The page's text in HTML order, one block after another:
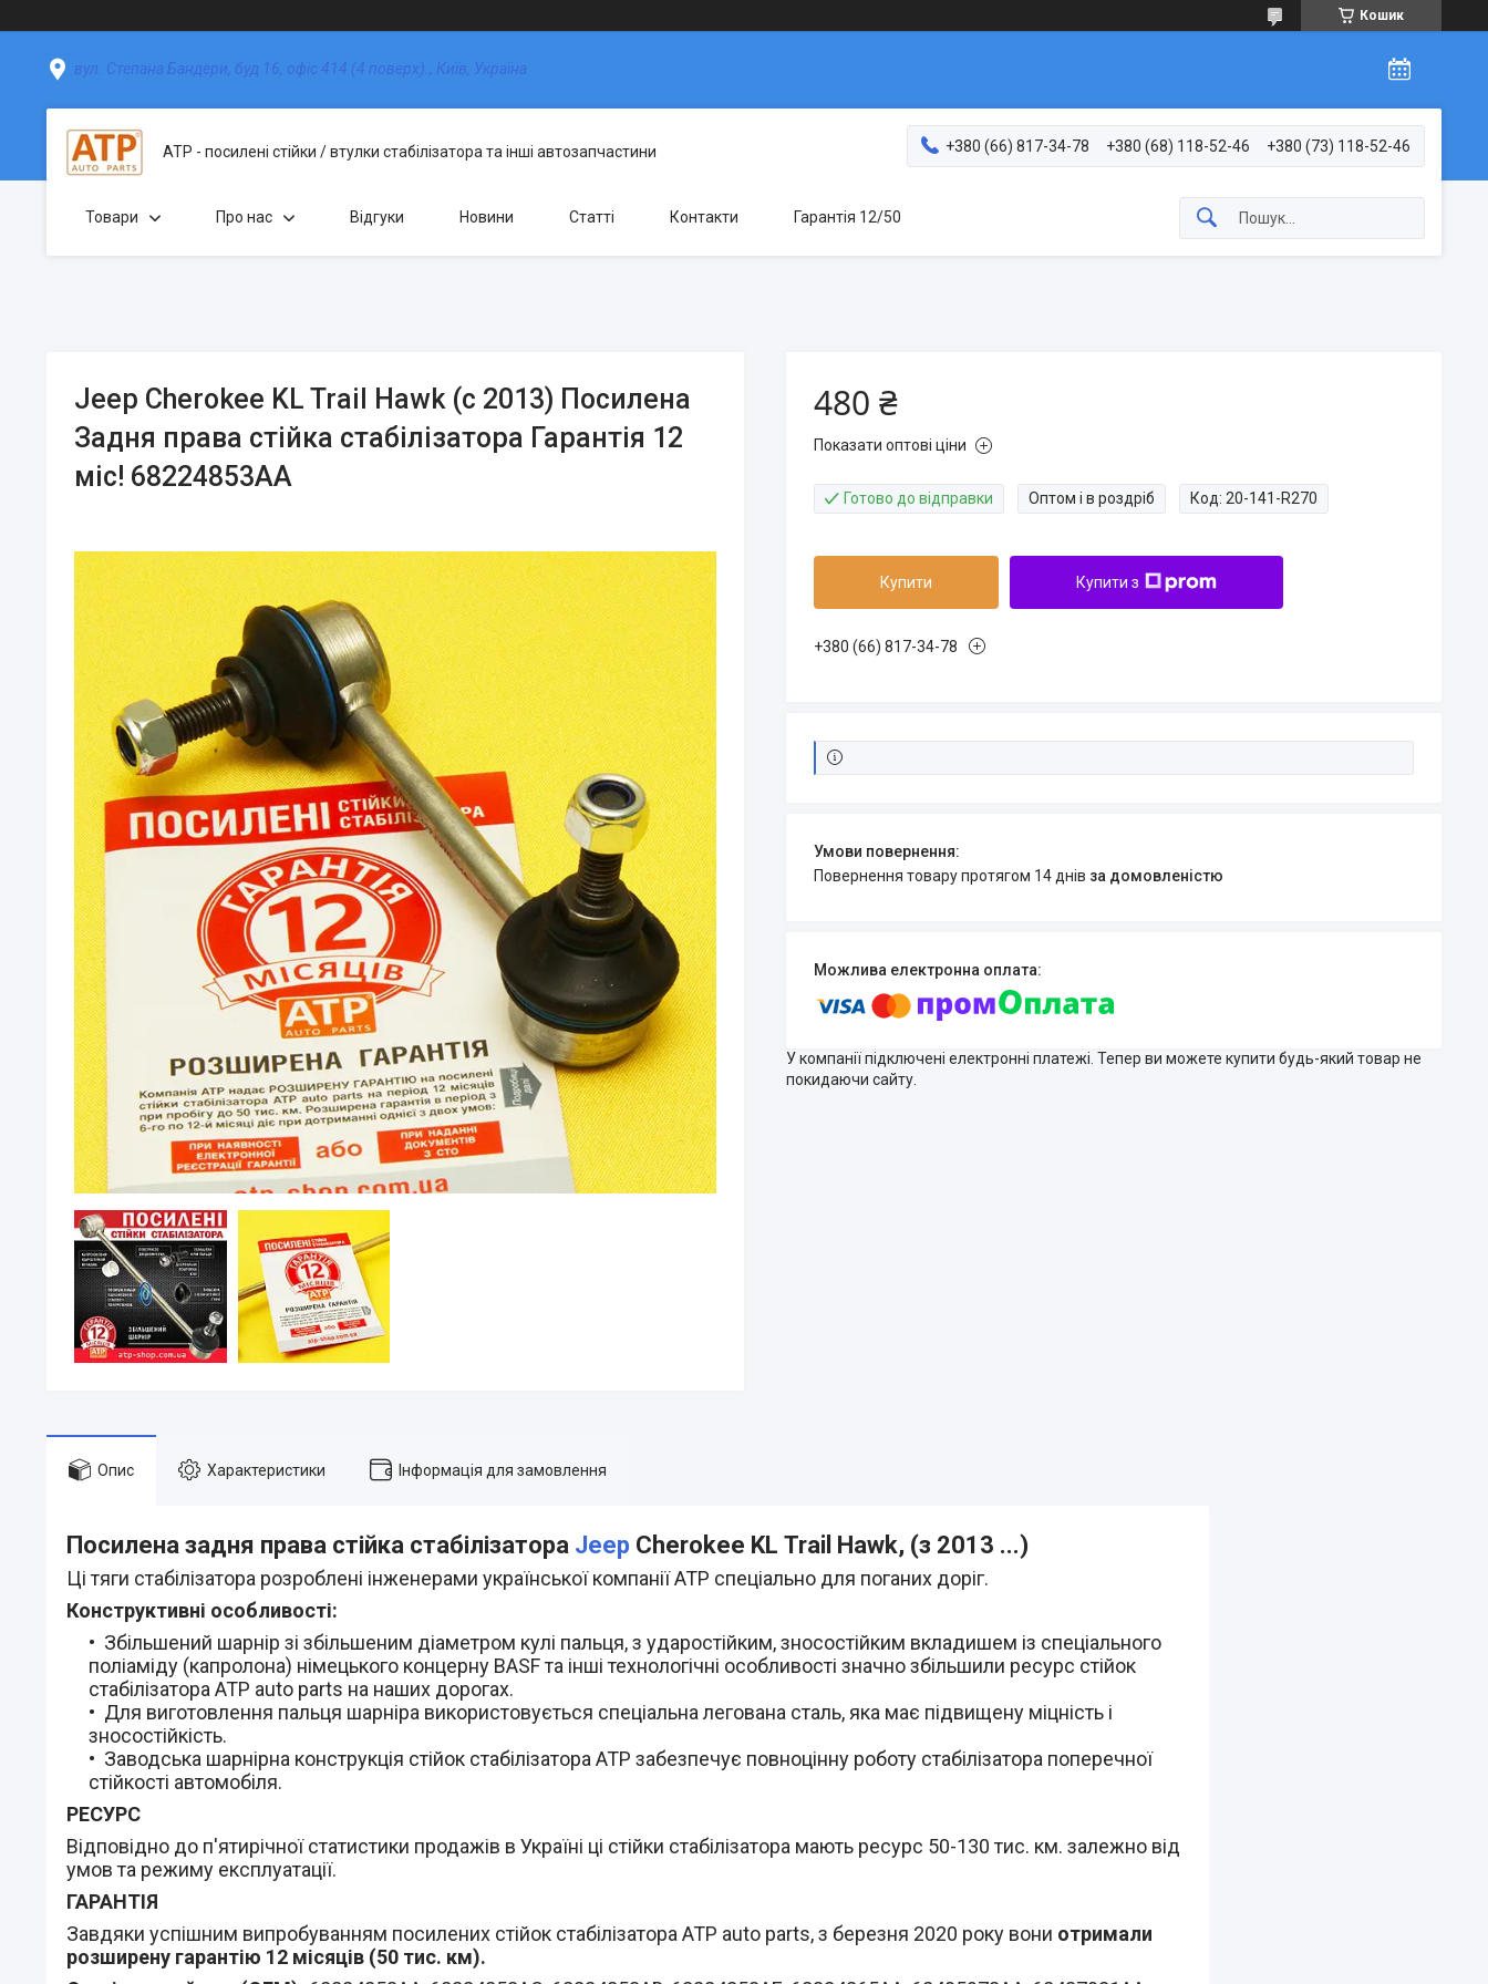
Кошик
вул. Степана Бандери, буд 16, офіс 414 (4 поверх)., Київ, Україна
АТР - посилені стійки / втулки стабілізатора та інші автозапчастини +380 (66) 817-34-78 +380 (68) 118-52-46 +380 (73) 118-52-46
Товари Про нас Відгуки Новини Статті Контакти Гарантія 12/50
Jeep Cherokee KL Trail Hawk (с 2013) Посилена
Задня права стійка стабілізатора Гарантія 12
міс! 68224853AA
480 ₴
Показати оптові ціни
Готово до відправки Оптом і в роздріб Код: 20-141-R270
Купити Купити з
+380 (66) 817-34-78
повернення товару протягом 14 днів за домовленістю
У компанії підключені електронні платежі. Тепер ви можете купити будь-який товар не
покидаючи сайту.
Опис Характеристики Інформація для замовлення
Посилена задня права стійка стабілізатора Jeep Cherokee KL Trail Hawk, (з 2013 ...)
Ці тяги стабілізатора розроблені інженерами української компанії АТР спеціально для поганих доріг.
Конструктивні особливості:
Збільшений шарнір зі збільшеним діаметром кулі пальця, з ударостійким, зносостійким вкладишем із спеціального
поліаміду (капролона) німецького концерну BASF та інші технологічні особливості значно збільшили ресурс стійок
стабілізатора АТР auto parts на наших дорогах.
Для виготовлення пальця шарніра використовується спеціальна легована сталь, яка має підвищену міцність і
зносостійкість.
Заводська шарнірна конструкція стійок стабілізатора ATP забезпечує повноцінну роботу стабілізатора поперечної
стійкості автомобіля.
РЕСУРС
Відповідно до п'ятирічної статистики продажів в Україні ці стійки стабілізатора мають ресурс 50-130 тис. км. залежно від
умов та режиму експлуатації.
ГАРАНТІЯ
Завдяки успішним випробуванням посилених стійок стабілізатора ATP auto parts, з березня 2020 року вони отримали
розширену гарантію 12 місяців (50 тис. км).